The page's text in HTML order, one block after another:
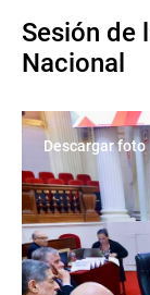
Sesión de
Nacional
Descargar foto